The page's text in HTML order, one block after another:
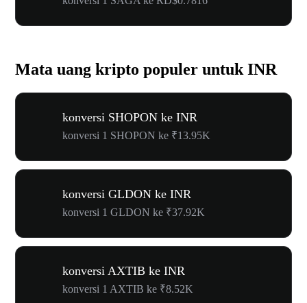
Mata uang kripto populer untuk INR
konversi SHOPON ke INR
konversi 1 SHOPON ke ₹13.95K
konversi GLDON ke INR
konversi 1 GLDON ke ₹37.92K
konversi AXTIB ke INR
konversi 1 AXTIB ke ₹8.52K